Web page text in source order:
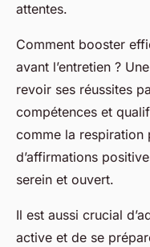
attentes.
Comment booster
avant l’entretien ?
revoir ses réussites
compétences et
comme la
d’affirmations
serein et ouvert.
Il est aussi crucial
active et de se